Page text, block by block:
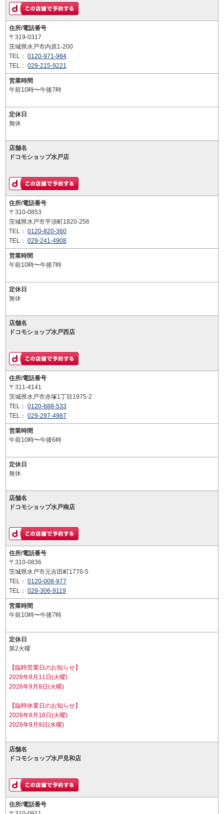
住所/電話番号
〒319-0317
茨城県水戸市内原1-200
TEL： 0120-971-984
TEL： 029-215-9221
営業時間
午前10時〜午後7時
定休日
無休
店舗名
ドコモショップ水戸店
住所/電話番号
〒310-0853
茨城県水戸市平須町1820-256
TEL： 0120-820-360
TEL： 029-241-4908
営業時間
午前10時〜午後7時
定休日
無休
店舗名
ドコモショップ水戸西店
住所/電話番号
〒311-4141
茨城県水戸市赤塚1丁目1975-2
TEL： 0120-688-533
TEL： 029-297-4987
営業時間
午前10時〜午後6時
定休日
無休
店舗名
ドコモショップ水戸南店
住所/電話番号
〒310-0836
茨城県水戸市元吉田町1776-5
TEL： 0120-008-977
TEL： 029-306-9119
営業時間
午前10時〜午後7時
定休日
第2火曜
【臨時営業日のお知らせ】
2026年8月11日(火曜)
2026年9月8日(火曜)
【臨時休業日のお知らせ】
2026年8月18日(火曜)
2026年9月9日(水曜)
店舗名
ドコモショップ水戸見和店
住所/電話番号